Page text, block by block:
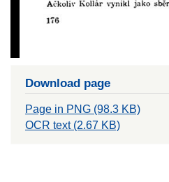
Download page
Page in PNG (98.3 KB)
OCR text (2.67 KB)